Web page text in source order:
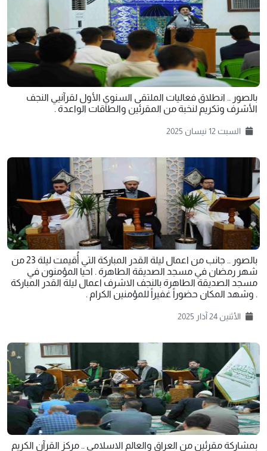
بالصور .. انطلاق فعاليات الملتقی السنوي الأول لقرآنيي النجف
الأشرف وتكريم لنخبة من المقرئين والطاقات الواعدة .
السبت 12 نيسان 2025
بالصور .. جانب من اعمال ليلة القدر المباركة التي أُقيمت ليلة 23 من
شهر رمضان في مسجد الصديقة الطاهرة . احيا المؤمنون في
مسجد الصديقة الطاهرة بالنجف الاشرف اعمال ليلة القدر المباركة
. وشهد المكان حضوراً غفيراً للمؤمنين الكرام .
الأثنين 24 آذار 2025
بمشاركة مقرئين من العراق والعالم الاسلامي .. مركز القرآن الكريم